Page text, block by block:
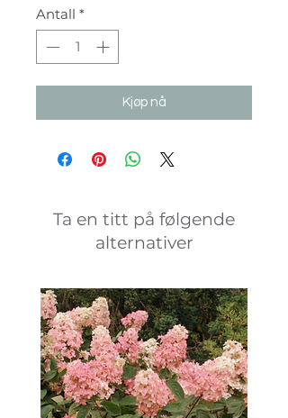
Antall *
Kjøp nå
Ta en titt på følgende
alternativer